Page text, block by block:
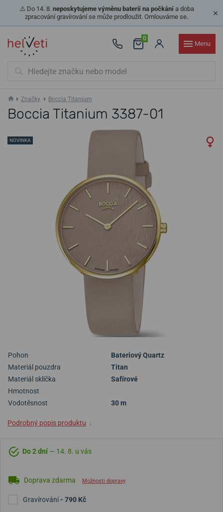
⚠️ Do 14. 8. neposkytujeme výměnu baterií na počkánía doba
zpracování gravírování se může prodloužit. Omlouváme se.
0
Menu
Značky Boccia Titanium
Boccia Titanium 3387-01
NOVINKA
Pohon
Bateriový Quartz
Materiál pouzdra
Titan
Materiál sklíčka
Safírové
Hmotnost
Vodotěsnost
30 m
Podrobný popis produktu ↓
Do 2 dní — 14. 8. u vás
Doprava zdarma Možnosti dopravy
Gravírování- 790 Kč